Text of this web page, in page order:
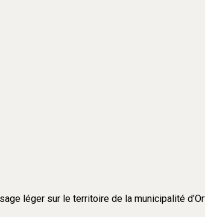
léger sur le territoire de la municipalité